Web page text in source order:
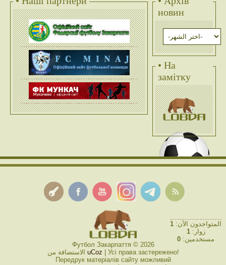
новин
• На
замітку
Футбол Закарпаття © 2026
uCoz | Усі права застережено!
Передрук матеріалів сайту можливий
المتواجدون الآن: 1
زوار:1
مستخدمين: 0